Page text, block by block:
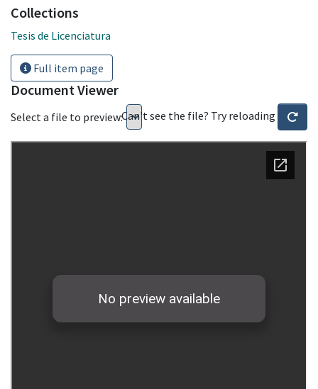
Collections
Tesis de Licenciatura
Full item page
Document Viewer
Select a file to preview:Can't see the file? Try reloading